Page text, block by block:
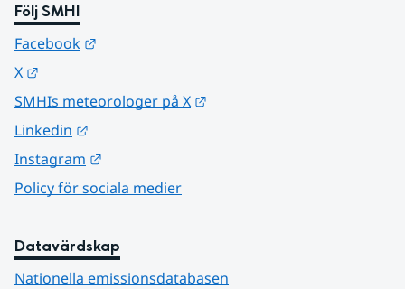
Följ SMHI
Facebook
X
SMHIs meteorologer på X
Linkedin
Instagram
Policy för sociala medier
Datavärdskap
Nationella emissionsdatabasen